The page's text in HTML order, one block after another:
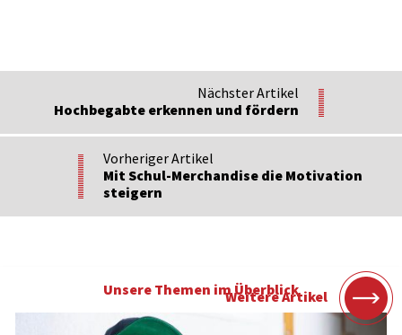
Nächster Artikel
Hochbegabte erkennen und fördern
Vorheriger Artikel
Mit Schul-Merchandise die Motivation
steigern
Weitere Artikel
Unsere Themen im Überblick